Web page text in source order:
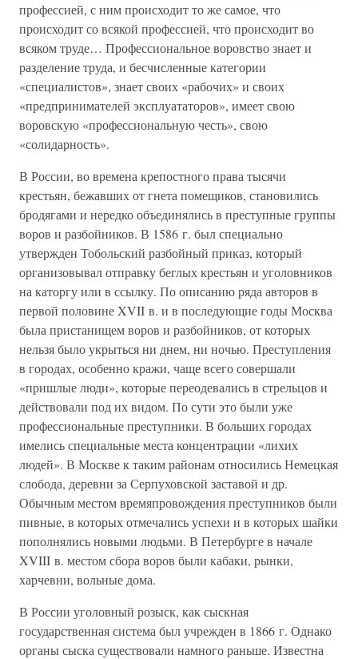
профессией, с ним происходит то же самое, что
происходит со всякой профессией, что происходит во
всяком труде… Профессиональное воровство знает и
разделение труда, и бесчисленные категории
«специалистов», знает своих «рабочих» и своих
«предпринимателей эксплуататоров», имеет свою
воровскую «профессиональную честь», свою
«солидарность».
В России, во времена крепостного права тысячи
крестьян, бежавших от гнета помещиков, становились
бродягами и нередко объединялись в преступные группы
воров и разбойников. В 1586 г. был специально
утвержден Тобольский разбойный приказ, который
организовывал отправку беглых крестьян и уголовников
на каторгу или в ссылку. По описанию ряда авторов в
первой половине XVII в. и в последующие годы Москва
была пристанищем воров и разбойников, от которых
нельзя было укрыться ни днем, ни ночью. Преступления
в городах, особенно кражи, чаще всего совершали
«пришлые люди», которые переодевались в стрельцов и
действовали под их видом. По сути это были уже
профессиональные преступники. В больших городах
имелись специальные места концентрации «лихих
людей». В Москве к таким районам относились Немецкая
слобода, деревни за Серпуховской заставой и др.
Обычным местом времяпровождения преступников были
пивные, в которых отмечались успехи и в которых шайки
пополнялись новыми людьми. В Петербурге в начале
XVIII в. местом сбора воров были кабаки, рынки,
харчевни, вольные дома.
В России уголовный розыск, как сыскная
государственная система был учрежден в 1866 г. Однако
органы сыска существовали намного раньше. Известна